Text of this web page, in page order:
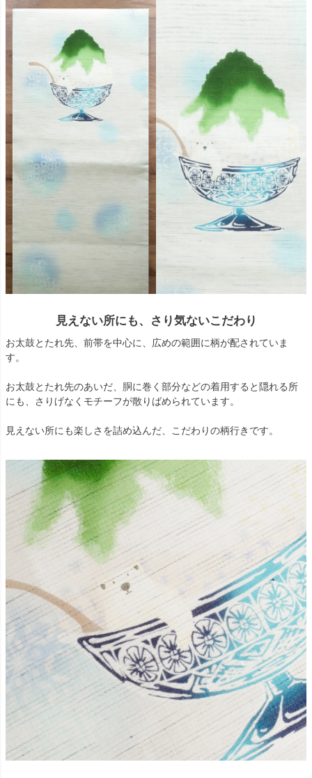
見えない所にも、さり気ないこだわり
お太鼓とたれ先、前帯を中心に、広めの範囲に柄が配されていま
す。
お太鼓とたれ先のあいだ、胴に巻く部分などの着用すると隠れる所
にも、さりげなくモチーフが散りばめられています。
見えない所にも楽しさを詰め込んだ、こだわりの柄行きです。